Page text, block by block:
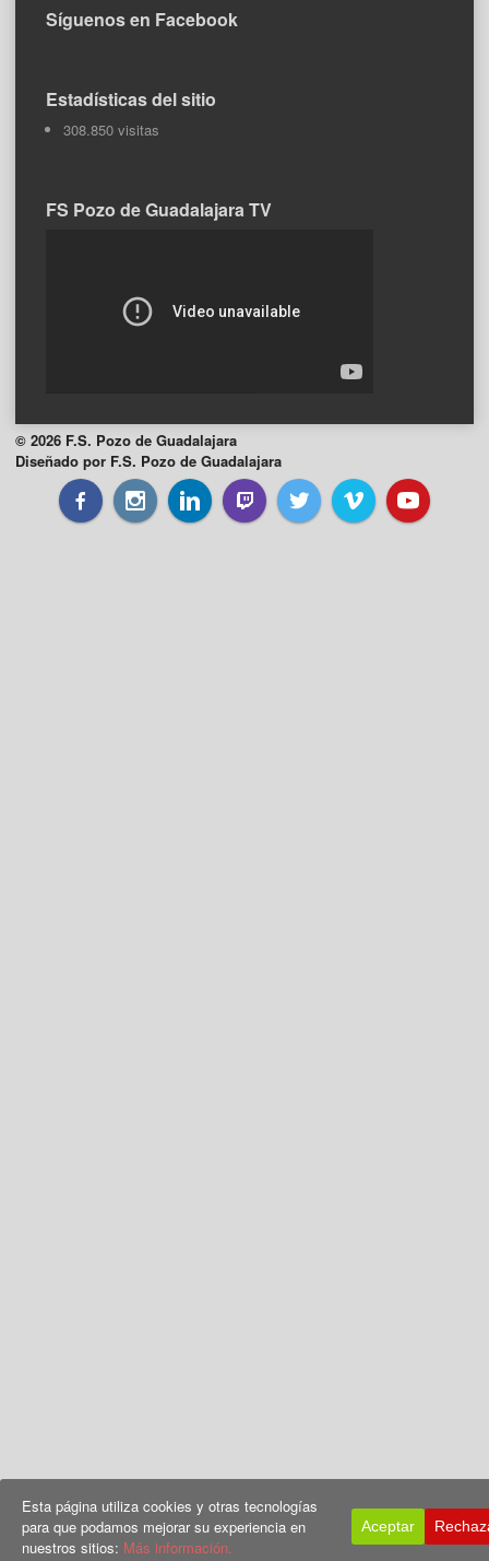
Síguenos en Facebook
Estadísticas del sitio
308.850 visitas
FS Pozo de Guadalajara TV
© 2026 F.S. Pozo de Guadalajara
Diseñado por F.S. Pozo de Guadalajara
Esta página utiliza cookies y otras tecnologías
para que podamos mejorar su experiencia en
nuestros sitios: Más información.
Aceptar